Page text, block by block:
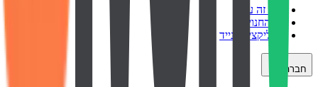
איך זה עובד
כל החנויות
אפליקציה לנייד
חברה